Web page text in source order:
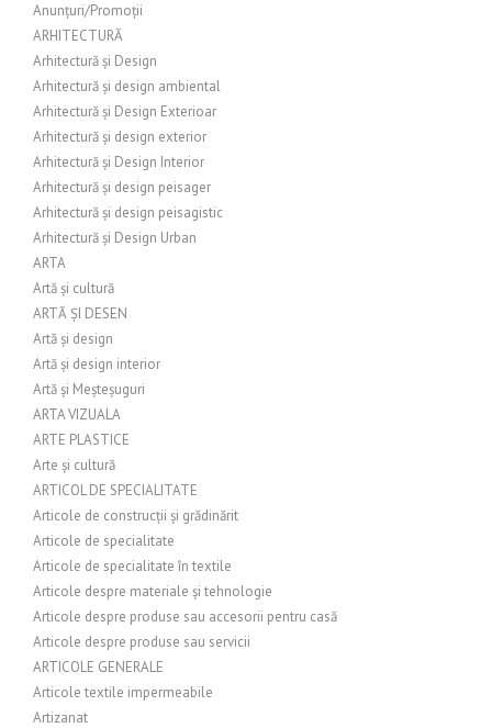
Anunțuri/Promoții
ARHITECTURĂ
Arhitectură și Design
Arhitectură și design ambiental
Arhitectură și Design Exterioar
Arhitectură și design exterior
Arhitectură și Design Interior
Arhitectură și design peisager
Arhitectură și design peisagistic
Arhitectură și Design Urban
ARTA
Artă și cultură
ARTĂ ȘI DESEN
Artă și design
Artă și design interior
Artă și Meșteșuguri
ARTA VIZUALA
ARTE PLASTICE
Arte și cultură
ARTICOL DE SPECIALITATE
Articole de construcții și grădinărit
Articole de specialitate
Articole de specialitate în textile
Articole despre materiale și tehnologie
Articole despre produse sau accesorii pentru casă
Articole despre produse sau servicii
ARTICOLE GENERALE
Articole textile impermeabile
Artizanat